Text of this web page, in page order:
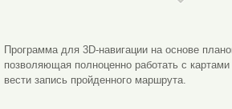
Программа для 3D-навигации на основе
позволяющая полноценно работать с
вести запись пройденного маршрута.